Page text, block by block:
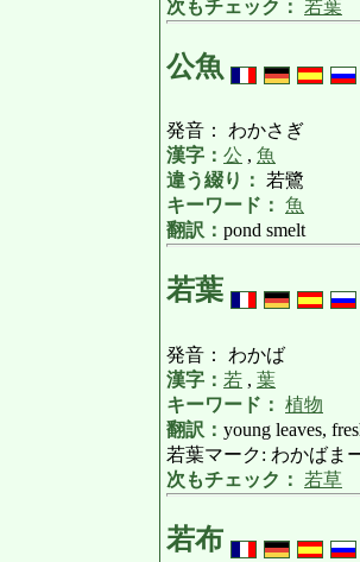
次もチェック：
若葉
公魚
発音： わかさぎ
漢字： 公 , 魚
違う綴り： 若鷺
キーワード： 魚
翻訳： pond smelt
若葉
発音： わかば
漢字： 若 , 葉
キーワード： 植物
翻訳： young leaves,
若葉マーク: わかばま
次もチェック：
若草
若布